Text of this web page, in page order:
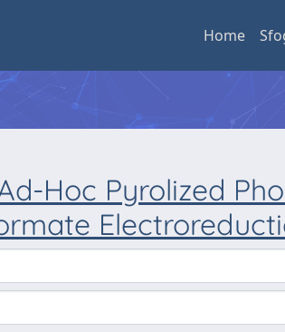
Home
Hoc Pyrolized